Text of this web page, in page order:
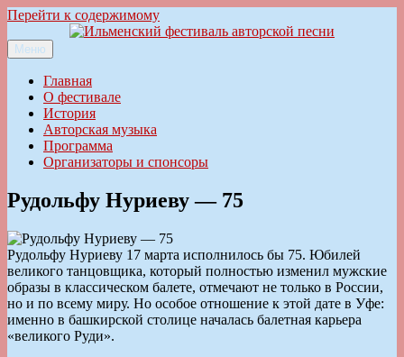
Перейти к содержимому
Ильменский фестиваль авторской песни
Меню
Главная
О фестивале
История
Авторская музыка
Программа
Организаторы и спонсоры
Рудольфу Нуриеву — 75
Рудольфу Нуриеву 17 марта исполнилось бы 75. Юбилей
великого танцовщика, который полностью изменил мужские
образы в классическом балете, отмечают не только в России,
но и по всему миру. Но особое отношение к этой дате в Уфе:
именно в башкирской столице началась балетная карьера
«великого Руди».